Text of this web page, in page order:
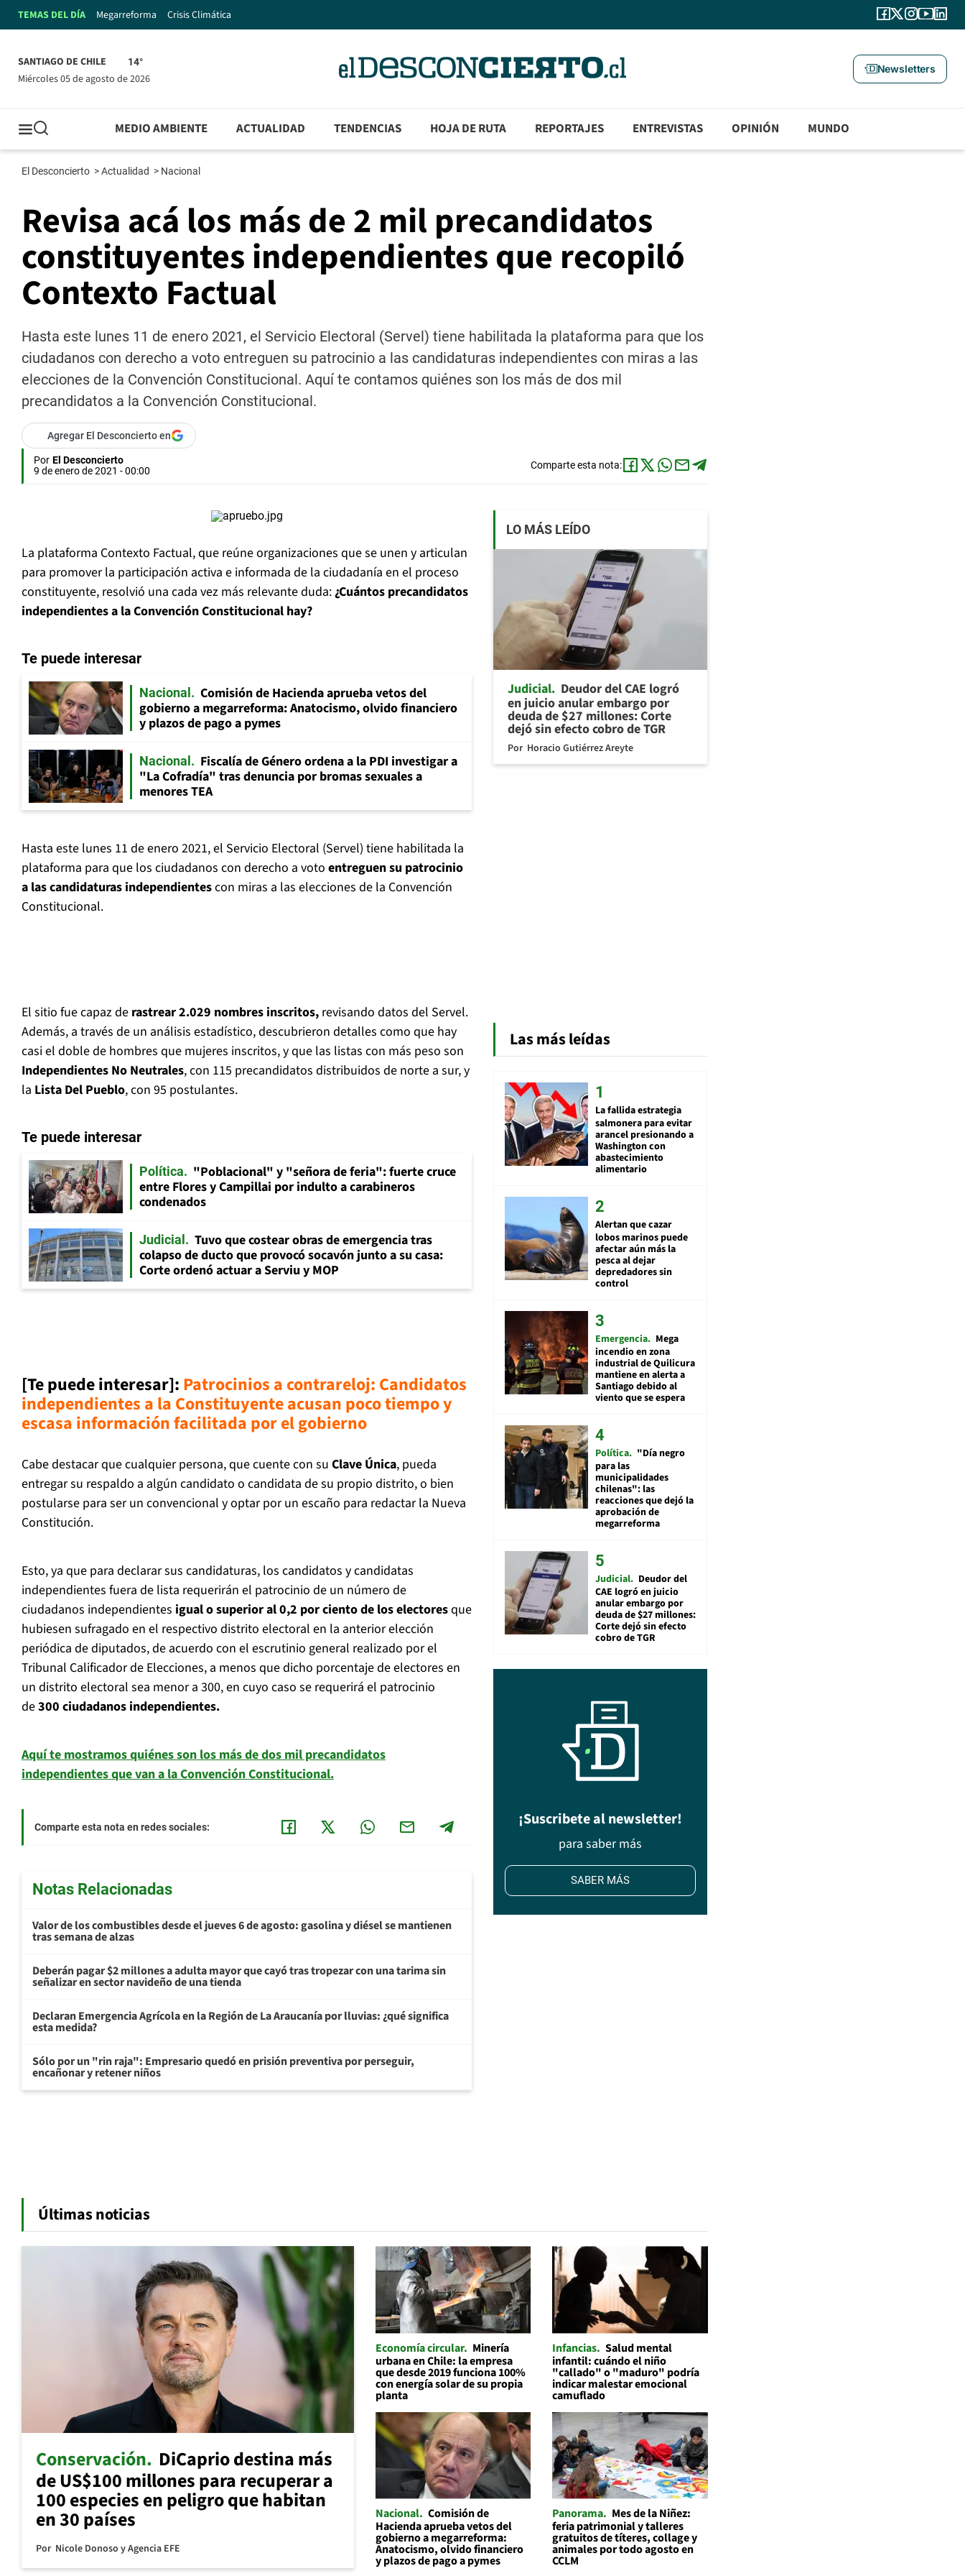
TEMAS DEL DÍA Megarreforma Crisis Climática
SANTIAGO DE CHILE 14°
miércoles 05 de agosto de 2026
Newsletters
MEDIO AMBIENTE ACTUALIDAD TENDENCIAS HOJA DE RUTA REPORTAJES ENTREVISTAS OPINIÓN MUNDO
El Desconcierto >Actualidad > Nacional
Revisa acá los más de 2 mil precandidatos
constituyentes independientes que recopiló
Contexto Factual
Hasta este lunes 11 de enero 2021, el Servicio Electoral (Servel) tiene habilitada la plataforma para que los
ciudadanos con derecho a voto entreguen su patrocinio a las candidaturas independientes con miras a las
elecciones de la Convención Constitucional. Aquí te contamos quiénes son los más de dos mil
precandidatos a la Convención Constitucional.
Agregar El Desconcierto en
Por El Desconcierto
9 de enero de 2021 - 00:00
Comparte esta nota:
La plataforma Contexto Factual, que reúne organizaciones que se unen y articulan
para promover la participación activa e informada de la ciudadanía en el proceso
constituyente, resolvió una cada vez más relevante duda:¿Cuántos precandidatos
independientes a la Convención Constitucional hay?
Te puede interesar
Nacional
Comisión de Hacienda aprueba vetos del
gobierno a megarreforma: Anatocismo, olvido financiero
y plazos de pago a pymes
Nacional
Fiscalía de Género ordena a la PDI investigar a
"La Cofradía" tras denuncia por bromas sexuales a
menores TEA
Hasta este lunes 11 de enero 2021, el Servicio Electoral (Servel) tiene habilitada la
plataforma para que los ciudadanos con derecho a voto entreguen su patrocinio
a las candidaturas independientescon miras a las elecciones de la Convención
Constitucional.
El sitio fue capaz de rastrear 2.029 nombres inscritos, revisando datos del Servel.
Además, a través de un análisis estadístico, descubrieron detalles como que hay
casi el doble de hombres que mujeres inscritos, y que las listas con más peso son
Independientes No Neutrales, con 115 precandidatos distribuidos de norte a sur, y
la Lista Del Pueblo, con 95 postulantes.
Te puede interesar
Política
"Poblacional" y "señora de feria": fuerte cruce
entre Flores y Campillai por indulto a carabineros
condenados
Judicial
Tuvo que costear obras de emergencia tras
colapso de ducto que provocó socavón junto a su casa:
Corte ordenó actuar a Serviu y MOP
[Te puede interesar]: Patrocinios a contrareloj: Candidatos
independientes a la Constituyente acusan poco tiempo y
escasa información facilitada por el gobierno
Cabe destacar que cualquier persona, que cuente con su Clave Única, pueda
entregar su respaldo a algún candidato o candidata de su propio distrito, o bien
postularse para ser un convencional y optar por un escaño para redactar la Nueva
Constitución.
Esto, ya que para declarar sus candidaturas, los candidatos y candidatas
independientes fuera de lista requerirán el patrocinio de un número de
ciudadanos independientes igual o superior al 0,2 por ciento de los electoresque
hubiesen sufragado en el respectivo distrito electoral en la anterior elección
periódica de diputados, de acuerdo con el escrutinio general realizado por el
Tribunal Calificador de Elecciones, a menos que dicho porcentaje de electores en
un distrito electoral sea menor a 300, en cuyo caso se requerirá el patrocinio
de300 ciudadanos independientes.
Aquí te mostramos quiénes son los más de dos mil precandidatos
independientes que van a la Convención Constitucional.
Comparte esta nota en redes sociales:
Notas Relacionadas
Valor de los combustibles desde el jueves 6 de agosto: gasolina y diésel se mantienen
tras semana de alzas
Deberán pagar $2 millones a adulta mayor que cayó tras tropezar con una tarima sin
señalizar en sector navideño de una tienda
Declaran Emergencia Agrícola en la Región de La Araucanía por lluvias: ¿qué significa
esta medida?
Sólo por un "rin raja": Empresario quedó en prisión preventiva por perseguir,
encañonar y retener niños
LO MÁS LEÍDO
Judicial Deudor del CAE logró
en juicio anular embargo por
deuda de $27 millones: Corte
dejó sin efecto cobro de TGR
Por Horacio Gutiérrez Areyte
Las más leídas
La fallida estrategia
salmonera para evitar
arancel presionando a
Washington con
abastecimiento
alimentario
Alertan que cazar
lobos marinos puede
afectar aún más la
pesca al dejar
depredadores sin
control
Emergencia Mega
incendio en zona
industrial de Quilicura
mantiene en alerta a
Santiago debido al
viento que se espera
Política "Día negro
para las
municipalidades
chilenas": las
reacciones que dejó la
aprobación de
megarreforma
Judicial Deudor del
CAE logró en juicio
anular embargo por
deuda de $27 millones:
Corte dejó sin efecto
cobro de TGR
¡Suscribete al newsletter!
para saber más
SABER MÁS
Últimas noticias
Conservación DiCaprio destina más
de US$100 millones para recuperar a
100 especies en peligro que habitan
en 30 países
Por Nicole Donoso y Agencia EFE
Economía circular
Minería
urbana en Chile: la empresa
que desde 2019 funciona 100%
con energía solar de su propia
planta
Infancias Salud mental
infantil: cuándo el niño
"callado" o "maduro" podría
indicar malestar emocional
camuflado
Nacional Comisión de
Hacienda aprueba vetos del
gobierno a megarreforma:
Anatocismo, olvido financiero
y plazos de pago a pymes
Panorama Mes de la Niñez:
feria patrimonial y talleres
gratuitos de títeres, collage y
animales por todo agosto en
CCLM